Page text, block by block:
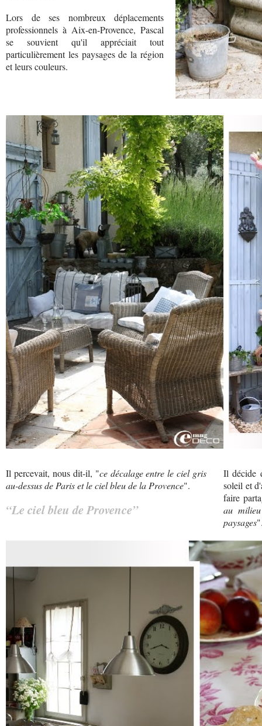
Lors de ses nombreux déplacements
professionnels à Aix-en-Provence, Pascal
se souvient qu'il appréciait tout
particulièrement les paysages de la région
et leurs couleurs.
Il percevait, nous dit-il, "ce décalage entre le ciel gris
au-dessus de Paris et le ciel bleu de la Provence".
“Le ciel bleu de Provence”
Il décide
soleil et
faire
au
paysages